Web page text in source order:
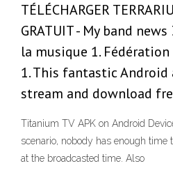
TÉLÉCHARGER
GRATUIT - My band
la musique 1.
1. This fantastic
stream and download
Titanium TV APK on Android
scenario, nobody has enough
at the broadcasted time. Also